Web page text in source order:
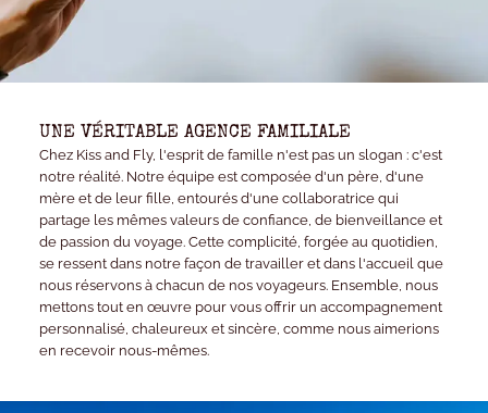
UNE VÉRITABLE AGENCE FAMILIALE
Chez Kiss and Fly, l'esprit de famille n'est pas un slogan : c'est
notre réalité. Notre équipe est composée d'un père, d'une
mère et de leur fille, entourés d'une collaboratrice qui
partage les mêmes valeurs de confiance, de bienveillance et
de passion du voyage. Cette complicité, forgée au quotidien,
se ressent dans notre façon de travailler et dans l'accueil que
nous réservons à chacun de nos voyageurs. Ensemble, nous
mettons tout en œuvre pour vous offrir un accompagnement
personnalisé, chaleureux et sincère, comme nous aimerions
en recevoir nous-mêmes.